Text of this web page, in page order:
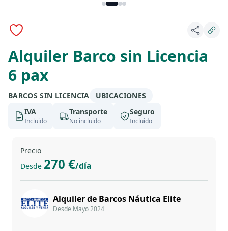
Alquiler Barco sin Licencia
6 pax
BARCOS SIN LICENCIA
UBICACIONES
IVA
Incluido
Transporte
No incluido
Seguro
Incluido
Precio
Desde 270 €/día
Alquiler de Barcos Náutica Elite
Desde Mayo 2024